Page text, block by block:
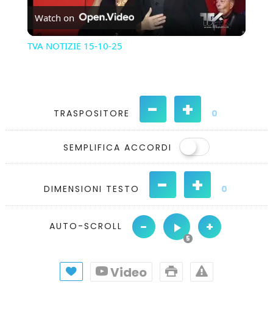
Video
Watch on
TVA NOTIZIE 15-10-25
TRASPOSITORE - + 0
SEMPLIFICA ACCORDI
DIMENSIONI TESTO - + 0
AUTO-SCROLL - +
Video